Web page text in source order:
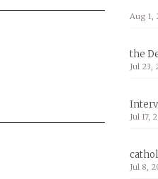
Aug 1,
the
Jul 23,
Jul 17,
Jul 8,